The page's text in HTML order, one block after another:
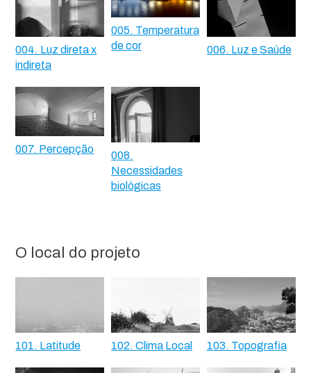
004. Luz direta x
indireta
005. Temperatura
de cor
006. Luz e Saúde
007. Percepção
008.
Necessidades
biológicas
O local do projeto
101. Latitude 102. Clima Local 103. Topografia